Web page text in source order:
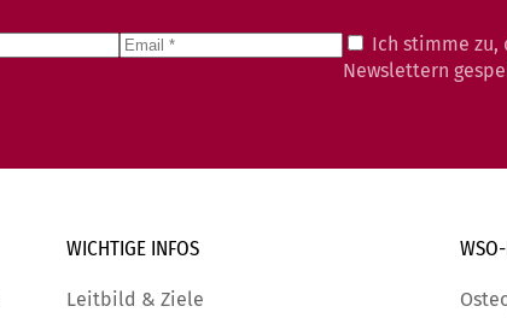
Ich stimme zu,
Newslettern
WICHTIGE INFOS
Leitbild & Ziele